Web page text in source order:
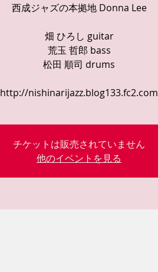
西成ジャズの本拠地 Donna Lee
畑 ひろし guitar
荒玉 哲郎 bass
松田 順司 drums
http://nishinarijazz.blog133.fc2.com
チケットは販売されていません
他のイベントを見る